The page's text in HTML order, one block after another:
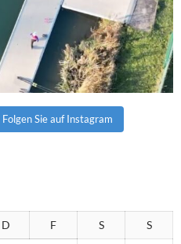
Folgen Sie auf Instagram
D F S S